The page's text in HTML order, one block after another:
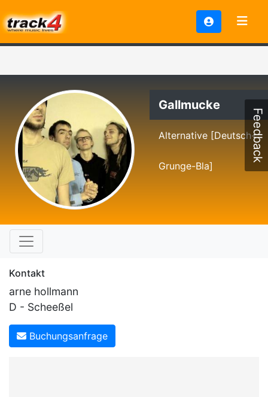
Gallmucke
Alternative [Deutsch-
Grunge-Bla]
Kontakt
arne hollmann
D - Scheeßel
Buchungsanfrage
Feedback